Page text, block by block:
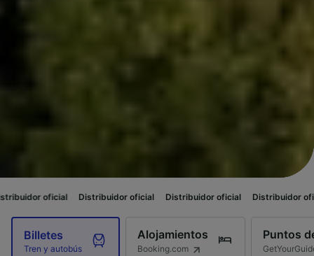
Distribuidor oficial Distribuidor oficial Distribuidor oficial
Billetes
Tren y autobús
Alojamientos
Booking.com
Puntos